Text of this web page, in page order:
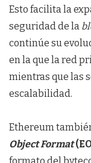
Esto facilita la
seguridad de la
continúe su
en la que la red
mientras que las
escalabilidad.
Ethereum
Object Format